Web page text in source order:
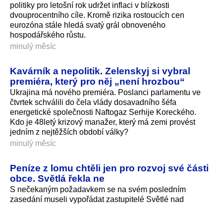
politiky pro letošní rok udržet inflaci v blízkosti
dvouprocentního cíle. Kromě rizika rostoucích cen
eurozóna stále hledá svatý grál obnoveného
hospodářského růs­tu.
minulý měsíc
Kavárník a nepolitik. Zelenskyj si vybral
premiéra, který pro něj „není hrozbou“
Ukrajina má nového premiéra. Poslanci parlamentu ve
čtvrtek schválili do čela vlády dosavadního šéfa
energetické společnosti Naftogaz Serhije Koreckého.
Kdo je 48letý krizový manažer, který má zemi provést
jedním z nejtěžších období války?
minulý měsíc
Peníze z lomu chtěli jen pro rozvoj své části
obce. Světlá řekla ne
S nečekaným požadavkem se na svém posledním
zasedání museli vypořádat zastupitelé Světlé nad